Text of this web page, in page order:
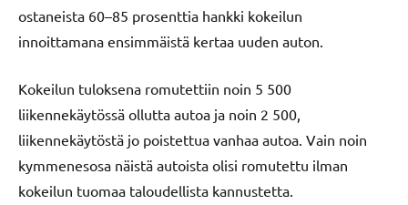
ostaneista 60–85 prosenttia hankki kokeilun
innoittamana ensimmäistä kertaa uuden auton.
Kokeilun tuloksena romutettiin noin 5 500
liikennekäytössä ollutta autoa ja noin 2 500,
liikennekäytöstä jo poistettua vanhaa autoa. Vain noin
kymmenesosa näistä autoista olisi romutettu ilman
kokeilun tuomaa taloudellista kannustetta.